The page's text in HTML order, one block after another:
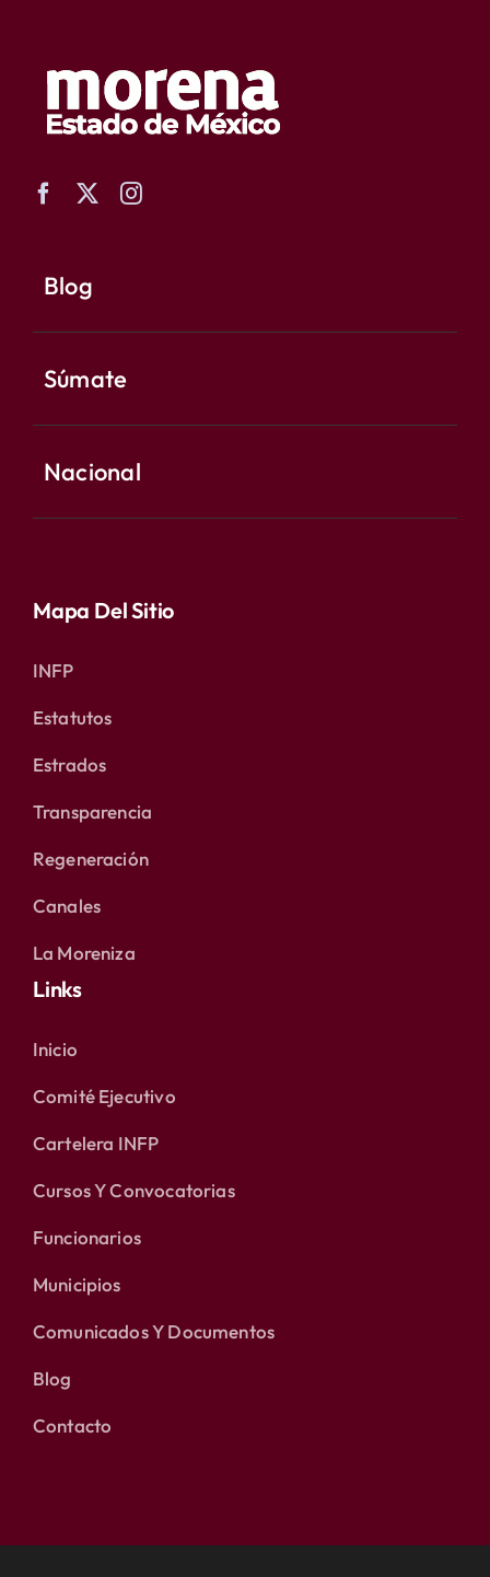
Blog
Súmate
Nacional
Mapa Del Sitio
INFP
Estatutos
Estrados
Transparencia
Regeneración
Canales
La Moreniza
Links
Inicio
Comité Ejecutivo
Cartelera INFP
Cursos Y Convocatorias
Funcionarios
Municipios
Comunicados Y Documentos
Blog
Contacto